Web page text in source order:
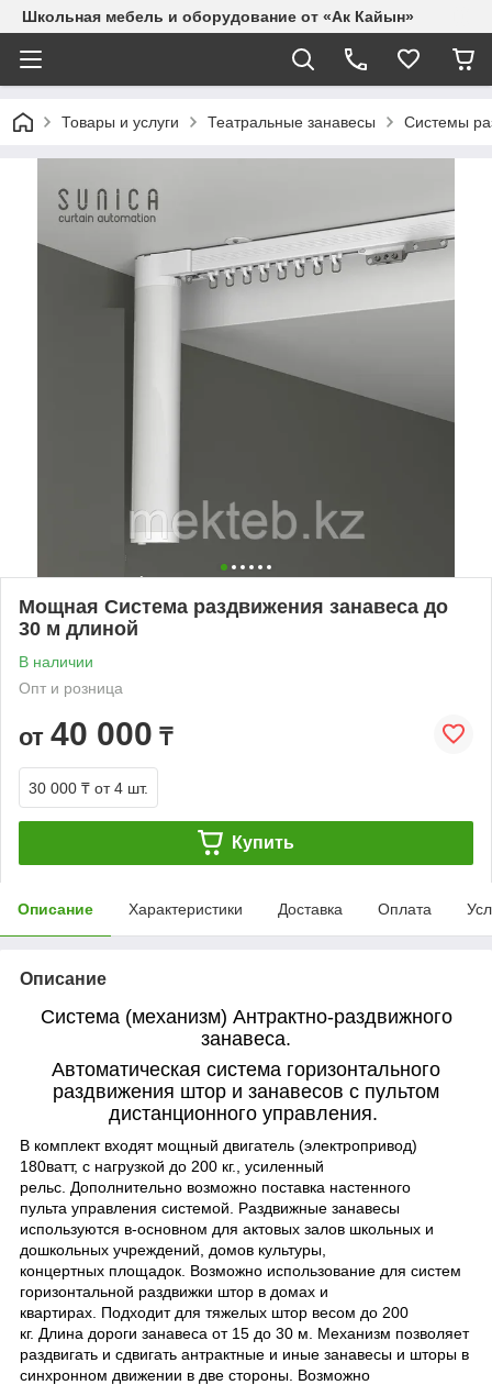
Школьная мебель и оборудование от «Ак Кайын»
Товары и услуги Театральные занавесы Системы
Мощная Система раздвижения занавеса до
30 м длиной
В наличии
Опт и розница
от 40 000 ₸
30 000 ₸ от 4 шт.
Купить
Описание Характеристики Доставка Оплата
Описание
Система (механизм) Антрактно-раздвижного
занавеса.
Автоматическая система горизонтального
раздвижения штор и занавесов с пультом
дистанционного управления.
В комплект входят мощный двигатель (электропривод)
180ватт, с нагрузкой до 200 кг., усиленный
рельс. Дополнительно возможно поставка настенного
пульта управления системой. Раздвижные занавесы
используются в-основном для актовых залов школьных и
дошкольных учреждений, домов культуры,
концертных площадок. Возможно использование для систем
горизонтальной раздвижки штор в домах и
квартирах. Подходит для тяжелых штор весом до 200
кг. Длина дороги занавеса от 15 до 30 м. Механизм позволяет
раздвигать и сдвигать антрактные и иные занавесы и шторы в
синхронном движении в две стороны. Возможно